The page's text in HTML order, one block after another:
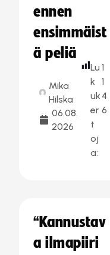
ennen
ensimmäist
ä peliä
Mika
Hilska
06.08.
2026
Lu
k
uk
er
t
oj
a:
1
1
4
6
“Kannustav
a ilmapiiri